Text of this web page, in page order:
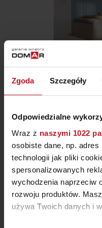
Zgoda Szczegóły
Odpowiedzialne
Wraz z naszymi 1022
osobiste dane, np.
technologii jak pliki
spersonalizowanych
wychodzenia naprzeciw
rozwoju produktów.
używa Twoich danych i